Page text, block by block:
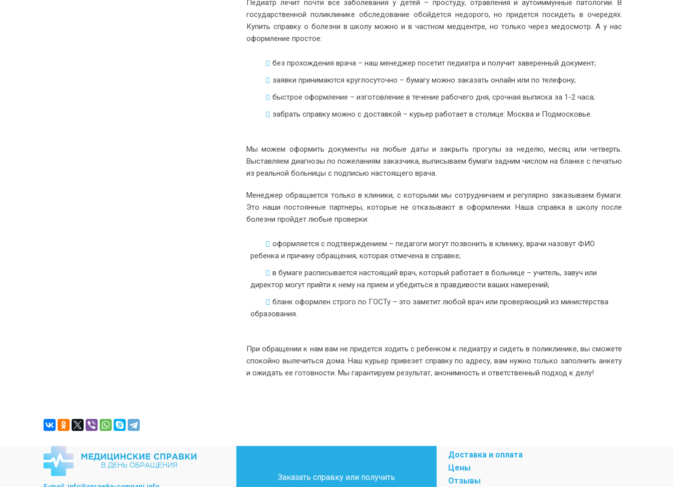
Педиатр лечит почти все заболевания у детей – простуду, отравления и аутоиммунные патологии. В
государственной поликлинике обследование обойдется недорого, но придется посидеть в очередях.
Купить справку о болезни в школу можно и в частном медцентре, но только через медосмотр. А у нас
оформление простое:
без прохождения врача – наш менеджер посетит педиатра и получит заверенный документ;
заявки принимаются круглосуточно – бумагу можно заказать онлайн или по телефону;
быстрое оформление – изготовление в течение рабочего дня, срочная выписка за 1-2 часа;
забрать справку можно с доставкой – курьер работает в столице: Москва и Подмосковье.
Мы можем оформить документы на любые даты и закрыть прогулы за неделю, месяц или четверть.
Выставляем диагнозы по пожеланиям заказчика, выписываем бумаги задним числом на бланке с печатью
из реальной больницы с подписью настоящего врача.
Менеджер обращается только в клиники, с которыми мы сотрудничаем и регулярно заказываем бумаги.
Это наши постоянные партнеры, которые не отказывают в оформлении. Наша справка в школу после
болезни пройдет любые проверки:
оформляется с подтверждением – педагоги могут позвонить в клинику, врачи назовут ФИО
ребенка и причину обращения, которая отмечена в справке;
в бумаге расписывается настоящий врач, который работает в больнице – учитель, завуч или
директор могут прийти к нему на прием и убедиться в правдивости ваших намерений;
бланк оформлен строго по ГОСТу – это заметит любой врач или проверяющий из министерства
образования.
При обращении к нам вам не придется ходить с ребенком к педиатру и сидеть в поликлинике, вы сможете
спокойно вылечиться дома. Наш курьер привезет справку по адресу, вам нужно только заполнить анкету
и ожидать ее готовности. Мы гарантируем результат, анонимность и ответственный подход к делу!
Заказать справку или получить
Доставка и оплата
Цены
Отзывы